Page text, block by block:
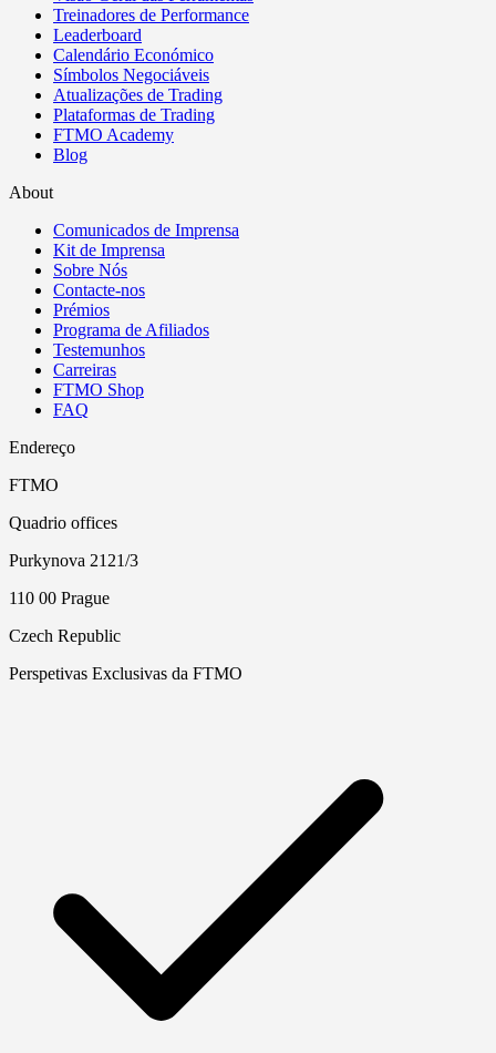
Treinadores de Performance
Leaderboard
Calendário Económico
Símbolos Negociáveis
Atualizações de Trading
Plataformas de Trading
FTMO Academy
Blog
About
Comunicados de Imprensa
Kit de Imprensa
Sobre Nós
Contacte-nos
Prémios
Programa de Afiliados
Testemunhos
Carreiras
FTMO Shop
FAQ
Endereço
FTMO
Quadrio offices
Purkynova 2121/3
110 00 Prague
Czech Republic
Perspetivas Exclusivas da FTMO